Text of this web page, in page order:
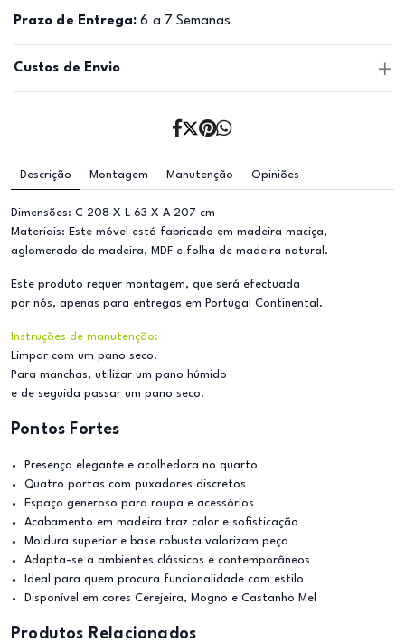
Prazo de Entrega: 6 a 7 Semanas
Custos de Envio
Descrição Montagem Manutenção Opiniões
Dimensões: C 208 X L 63 X A 207 cm
Materiais: Este móvel está fabricado em madeira maciça,
aglomerado de madeira, MDF e folha de madeira natural.
Este produto requer montagem, que será efectuada
por nós, apenas para entregas em Portugal Continental.
Instruções de manutenção:
Limpar com um pano seco.
Para manchas, utilizar um pano húmido
e de seguida passar um pano seco.
Pontos Fortes
Presença elegante e acolhedora no quarto
Quatro portas com puxadores discretos
Espaço generoso para roupa e acessórios
Acabamento em madeira traz calor e sofisticação
Moldura superior e base robusta valorizam peça
Adapta-se a ambientes clássicos e contemporâneos
Ideal para quem procura funcionalidade com estilo
Disponível em cores Cerejeira, Mogno e Castanho Mel
Produtos Relacionados